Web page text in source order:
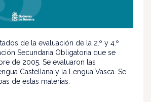
de la evaluación de la 2.º y 4.º
Secundaria Obligatoria que se
de 2005. Se evaluaron las
Castellana y la Lengua Vasca. Se
de estas materias.